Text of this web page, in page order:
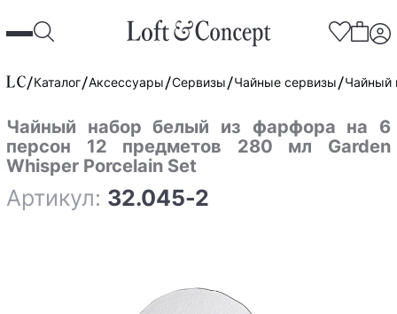
Каталог Аксессуары Сервизы Чайные сервизы Чайный
Чайный набор белый из фарфора на 6
персон 12 предметов 280 мл Garden
Whisper Porcelain Set
Артикул: 32.045-2